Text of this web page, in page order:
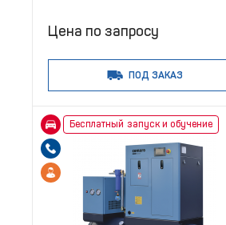
Цена по запросу
ПОД ЗАКАЗ
Бесплатный запуск и обучение